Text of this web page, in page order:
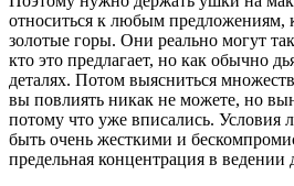
относиться к любым предложениям,
золотые горы. Они реально могут
кто это предлагает, но как обычно
деталях. Потом выясниться
вы повлиять никак не можете, но
потому что уже вписались. Условия
быть очень жесткими и
предельная концентрация в ведении